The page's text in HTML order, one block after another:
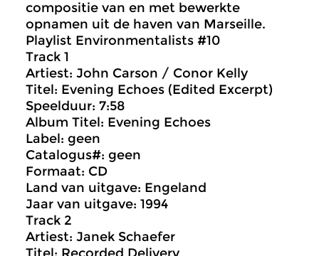
compositie van en met bewerkte
opnamen uit de haven van Marseille.
Playlist Environmentalists #10
Track 1
Artiest: John Carson / Conor Kelly
Titel: Evening Echoes (Edited Excerpt)
Speelduur: 7:58
Album Titel: Evening Echoes
Label: geen
Catalogus#: geen
Formaat: CD
Land van uitgave: Engeland
Jaar van uitgave: 1994
Track 2
Artiest: Janek Schaefer